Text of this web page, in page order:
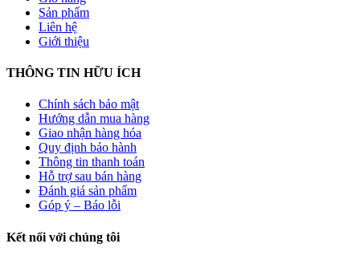
Sản phẩm
Liên hệ
Giới thiệu
THÔNG TIN HỮU ÍCH
Chính sách bảo mật
Hướng dẫn mua hàng
Giao nhận hàng hóa
Quy định bảo hành
Thông tin thanh toán
Hỗ trợ sau bán hàng
Đánh giá sản phẩm
Góp ý – Báo lỗi
Kết nối với chúng tôi